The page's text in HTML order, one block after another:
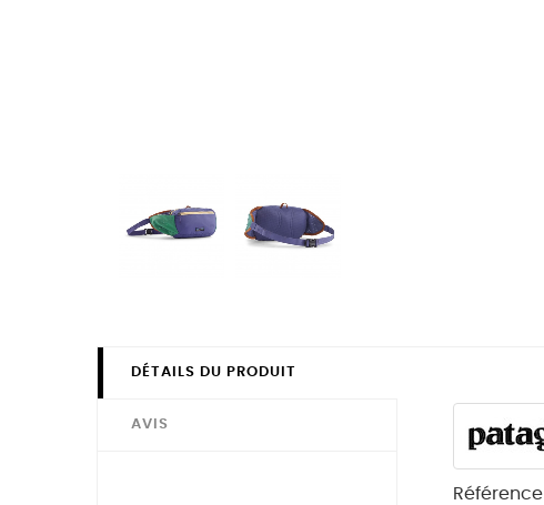
DÉTAILS DU PRODUIT
AVIS
Référence